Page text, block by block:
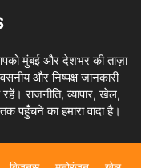
आपको मुंबई और देशभर की ताज़ा
और निष्पक्ष जानकारी
राजनीति, व्यापार, खेल,
पहुँचने का हमारा वादा है।